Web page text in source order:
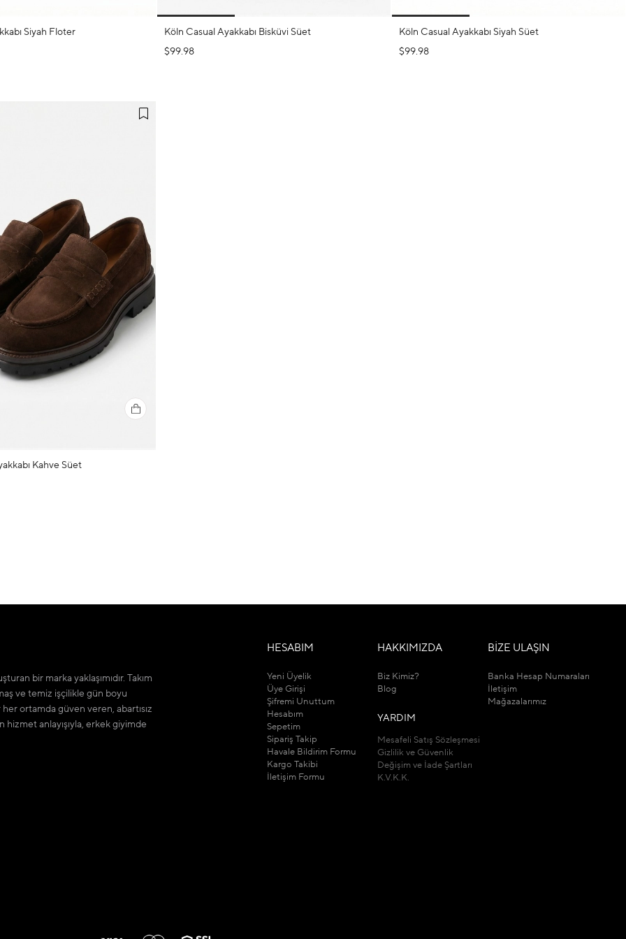
Siyah Floter
Köln Casual Ayakkabı Bisküvi Süet
$99.98
Köln Casual Ayakkabı Siyah Süet
$99.98
Kahve Süet
bir marka yaklaşımıdır. Takım
ve temiz işçilikle gün boyu
ortamda güven veren, abartısız
anlayışıyla, erkek giyimde
HESABIM
Yeni Üyelik
Üye Girişi
Şifremi Unuttum
Hesabım
Sepetim
Sipariş Takip
Havale Bildirim Formu
Kargo Takibi
İletişim Formu
HAKKIMIZDA
Biz Kimiz?
Blog
YARDIM
Mesafeli Satış Sözleşmesi
Gizlilik ve Güvenlik
Değişim ve İade Şartları
K.V.K.K.
BİZE ULAŞIN
Banka Hesap Numaraları
İletişim
Mağazalarımız